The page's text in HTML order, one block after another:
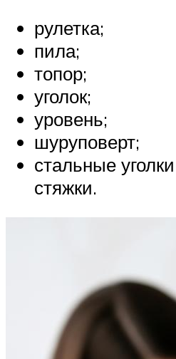
рулетка;
пила;
топор;
уголок;
уровень;
шуруповерт;
стальные
стяжки.